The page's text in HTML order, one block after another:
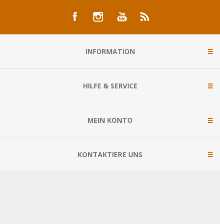
INFORMATION
HILFE & SERVICE
MEIN KONTO
KONTAKTIERE UNS